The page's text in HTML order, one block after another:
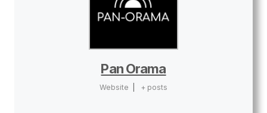
Pan Orama
Website + posts